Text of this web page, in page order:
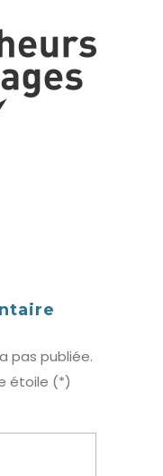
pas publiée.
étoile (*)